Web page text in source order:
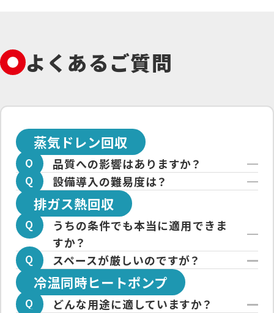
よくあるご質問
蒸気ドレン回収
品質への影響はありますか？
ドレンは凝縮水なので純度が高く、再
利用による品質への悪影響はほとんど
ありません。
必要に応じて対応を行います。
設備導入の難易度は？
既存の配管系統やドレン発生箇所を確
認の上で、比較的短期間で設置可能で
す。
多くの場合、工場全体の運転を止めず
に一部ラインごとに施工可能です。
排ガス熱回収
うちの条件でも本当に適用できま
すか？
適用外になるケースもございますが、
温度・ダスト・成分・湿分に合わせて方
式と材質を選択いたします。
スペースが厳しいのですが？
本体・清掃スペース・付帯機器を最小構
成で計画いたします。
冷温同時ヒートポンプ
どんな用途に適していますか？